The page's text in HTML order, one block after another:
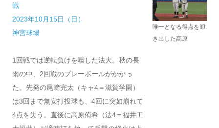
戦
2023年10月15日（日）
神宮球場
1回戦では逆転負けを喫した法大。秋の長
雨の中、2回戦のプレーボールがかかっ
た。先発の尾﨑完太（キャ4＝滋賀学園）
は3回まで無安打投球も、4回に突如崩れて
4点を失う。直後に高原侑希（法4＝福井工
唯一となる得点を叩
き出した高原